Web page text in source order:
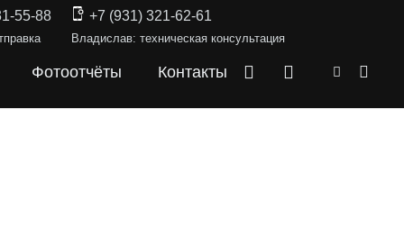
55-88 +7 (931) 321-62-61
Владислав: техническая консультация
Фотоотчёты Контакты